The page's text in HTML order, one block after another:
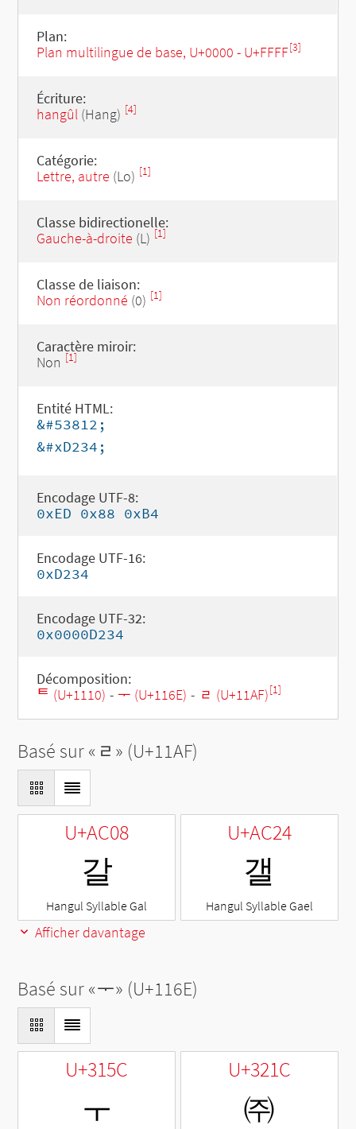
Plan:
Plan multilingue de base, U+0000 - U+FFFF[3]
Écriture:
hangûl(Hang) [4]
Catégorie:
Lettre, autre (Lo) [1]
Classe bidirectionelle:
Gauche-à-droite (L) [1]
Classe de liaison:
Non réordonné (0) [1]
Caractère miroir:
Non [1]
Entité HTML:
&#53812;
&#xD234;
Encodage UTF-8:
0xED 0x88 0xB4
Encodage UTF-16:
0xD234
Encodage UTF-32:
0x0000D234
Décomposition:
ᄐ (U+1110) - ᅮ (U+116E) - ᆯ (U+11AF)[1]
Basé sur « ᆯ » (U+11AF)
U+AC08
갈
Hangul Syllable Gal
U+AC24
갤
Hangul Syllable Gael
Afficher davantage
Basé sur «ᅮ» (U+116E)
U+315C
ㅜ
U+321C
㈜